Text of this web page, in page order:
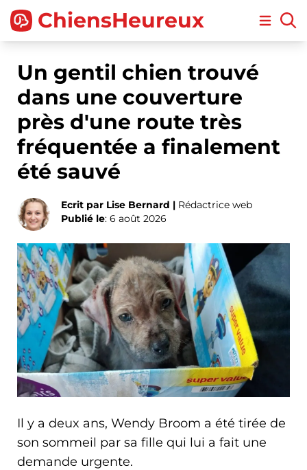
ChiensHeureux Open
Un gentil chien trouvé
dans une couverture
près d'une route très
fréquentée a finalement
été sauvé
Ecrit par Lise Bernard | Rédactrice web
Publié le: 6 août 2026
Il y a deux ans, Wendy Broom a été tirée de
son sommeil par sa fille qui lui a fait une
demande urgente.